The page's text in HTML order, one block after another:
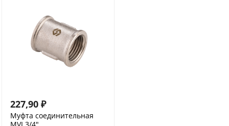
227,90 ₽
Муфта соединительная